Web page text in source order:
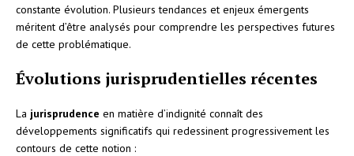
constante évolution. Plusieurs tendances et enjeux émergents
méritent d’être analysés pour comprendre les perspectives futures
de cette problématique.
Évolutions jurisprudentielles récentes
La jurisprudence en matière d’indignité connaît des
développements significatifs qui redessinent progressivement les
contours de cette notion :